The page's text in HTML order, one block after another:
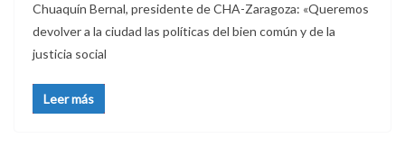
Chuaquín Bernal, presidente de CHA-Zaragoza: «Queremos
devolver a la ciudad las políticas del bien común y de la
justicia social
Leer más